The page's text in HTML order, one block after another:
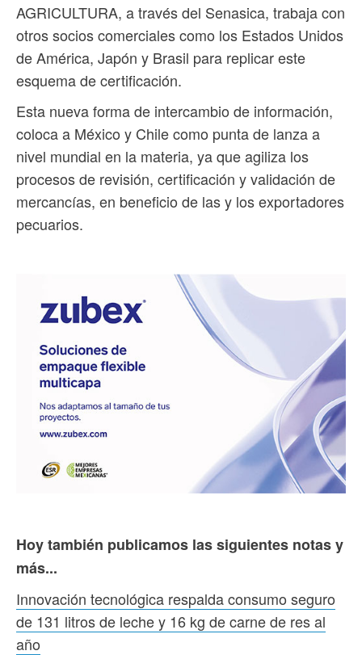
AGRICULTURA, a través del Senasica, trabaja con
otros socios comerciales como los Estados Unidos
de América, Japón y Brasil para replicar este
esquema de certificación.
Esta nueva forma de intercambio de información,
coloca a México y Chile como punta de lanza a
nivel mundial en la materia, ya que agiliza los
procesos de revisión, certificación y validación de
mercancías, en beneficio de las y los exportadores
pecuarios.
Hoy también publicamos las siguientes notas y
más...
Innovación tecnológica respalda consumo seguro
de 131 litros de leche y 16 kg de carne de res al
año